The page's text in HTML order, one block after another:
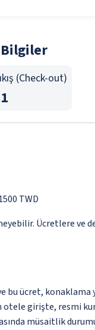
Bilgiler
(Check-out)
TWD
Ücretlere ve
bu ücret,
otele girişte, resmi
müsaitlik